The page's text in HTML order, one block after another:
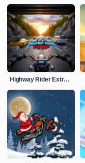
Highway Rider Extreme